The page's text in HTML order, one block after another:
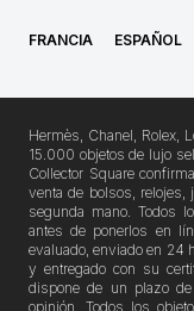
FRANCIA ESPAÑOL
Hermès, Chanel, Rolex,
15.000 objetos de lujo
Collector Square
venta de bolsos, relojes,
segunda mano. Todos
antes de ponerlos en
evaluado, enviado en 24
y entregado con su
dispone de un plazo
opinión. Todos los